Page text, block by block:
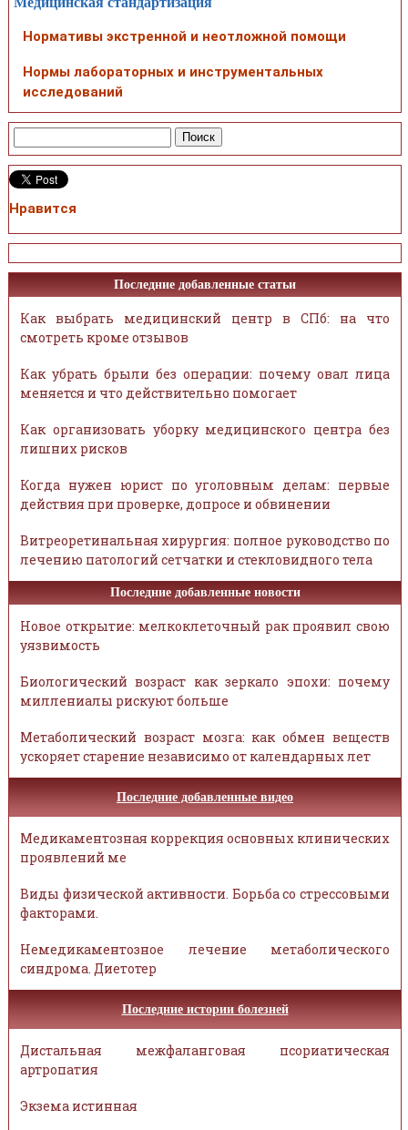
Нормативы экстренной и неотложной помощи
Нормы лабораторных и инструментальных
исследований
Нравится
Последние добавленные статьи
Как выбрать медицинский центр в СПб: на что
смотреть кроме отзывов
Как убрать брыли без операции: почему овал лица
меняется и что действительно помогает
Как организовать уборку медицинского центра без
лишних рисков
Когда нужен юрист по уголовным делам: первые
действия при проверке, допросе и обвинении
Витреоретинальная хирургия: полное руководство по
лечению патологий сетчатки и стекловидного тела
Последние добавленные новости
Новое открытие: мелкоклеточный рак проявил свою
уязвимость
Биологический возраст как зеркало эпохи: почему
миллениалы рискуют больше
Метаболический возраст мозга: как обмен веществ
ускоряет старение независимо от календарных лет
Последние добавленные видео
Медикаментозная коррекция основных клинических
проявлений ме
Виды физической активности. Борьба со стрессовыми
факторами.
Немедикаментозное лечение метаболического
синдрома. Диетотер
Последние истории болезней
Дистальная межфаланговая псориатическая
артропатия
Экзема истинная